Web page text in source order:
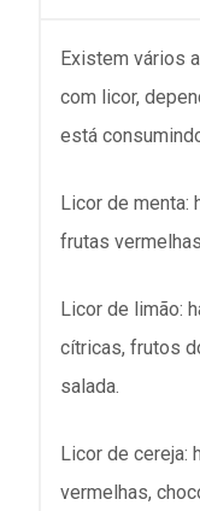
Existem vários
com licor,
está
Licor de menta:
frutas
Licor de limão:
cítricas, frutos
salada.
Licor de cereja:
vermelhas,